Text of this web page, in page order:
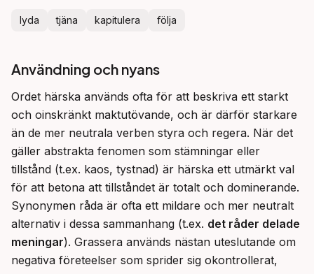
lyda tjäna kapitulera följa
Användning och nyans
Ordet härska används ofta för att beskriva ett starkt
och oinskränkt maktutövande, och är därför starkare
än de mer neutrala verben styra och regera. När det
gäller abstrakta fenomen som stämningar eller
tillstånd (t.ex. kaos, tystnad) är härska ett utmärkt val
för att betona att tillståndet är totalt och dominerande.
Synonymen råda är ofta ett mildare och mer neutralt
alternativ i dessa sammanhang (t.ex. det råder delade
meningar). Grassera används nästan uteslutande om
negativa företeelser som sprider sig okontrollerat,